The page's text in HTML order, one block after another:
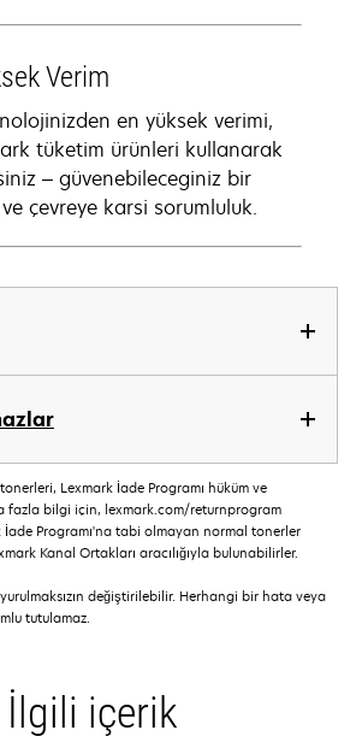
Verim
en yüksek verimi,
tüketim ürünleri kullanarak
– güvenebileceginiz bir
çevreye karsi sorumluluk.
Lexmark İade Programı hüküm ve
fazla bilgi için, lexmark.com/returnprogram
İade Programı'na tabi olmayan normal tonerler
Kanal Ortakları aracılığıyla bulunabilirler.
değiştirilebilir. Herhangi bir hata veya
tutulamaz.
İlgili içerik